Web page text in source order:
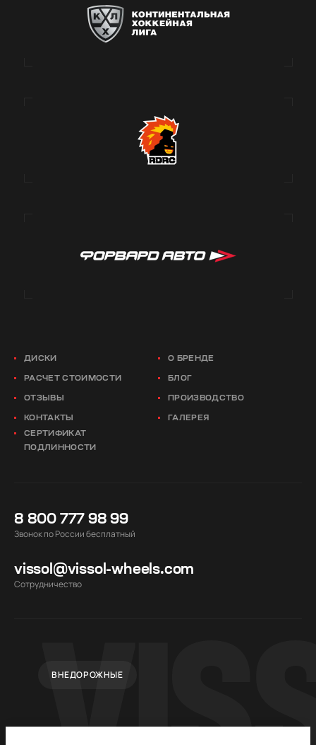
ДИСКИ О БРЕНДЕ
РАСЧЕТ СТОИМОСТИ БЛОГ
ОТЗЫВЫ ПРОИЗВОДСТВО
КОНТАКТЫ
ГАЛЕРЕЯ
СЕРТИФИКАТ
ПОДЛИННОСТИ
8 800 777 98 99
Звонок по России бесплатный
vissol@vissol-wheels.com
Cотрудничество
ВНЕДОРОЖНЫЕ